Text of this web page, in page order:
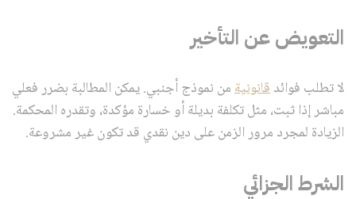
التعويض عن التأخير
لا تطلب فوائدقانونيةمن نموذج أجنبي. يمكن المطالبة بضرر فعلي
مباشر إذا ثبت، مثل تكلفة بديلة أو خسارة مؤكدة، وتقدره المحكمة.
الزيادة لمجرد مرور الزمن على دين نقدي قد تكون غير مشروعة.
الشرط الجزائي